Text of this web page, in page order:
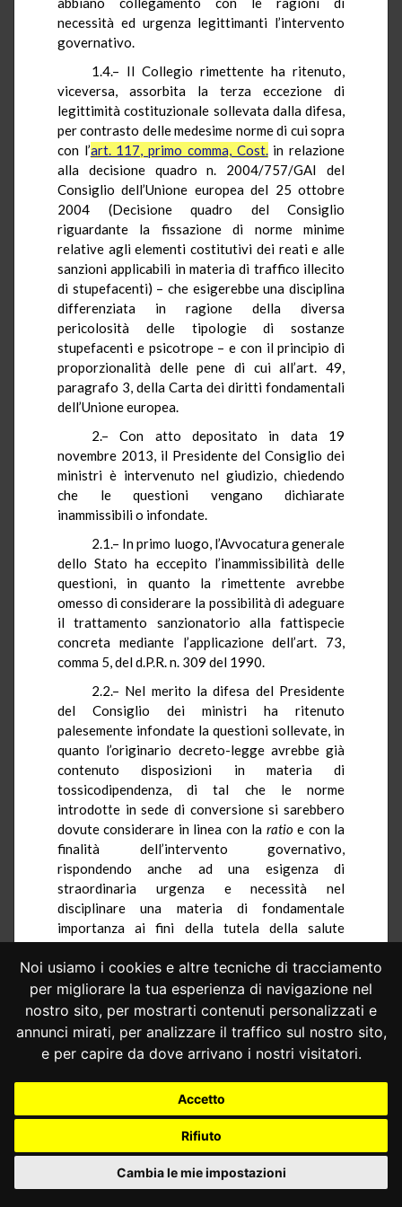
Noi usiamo i cookies e altre tecniche di tracciamento
per migliorare la tua esperienza di navigazione nel
nostro sito, per mostrarti contenuti personalizzati e
annunci mirati, per analizzare il traffico sul nostro sito,
e per capire da dove arrivano i nostri visitatori.
Accetto
Rifiuto
Cambia le mie impostazioni
necessità ed urgenza legittimanti l’intervento
governativo.
1.4.– Il Collegio rimettente ha ritenuto,
viceversa, assorbita la terza eccezione di
legittimità costituzionale sollevata dalla difesa,
per contrasto delle medesime norme di cui sopra
con l’art. 117, primo comma, Cost.in relazione
alla decisione quadro n. 2004/757/GAI del
Consiglio dell’Unione europea del 25 ottobre
2004 (Decisione quadro del Consiglio
riguardante la fissazione di norme minime
relative agli elementi costitutivi dei reati e alle
sanzioni applicabili in materia di traffico illecito
di stupefacenti) – che esigerebbe una disciplina
differenziata in ragione della diversa
pericolosità delle tipologie di sostanze
stupefacenti e psicotrope – e con il principio di
proporzionalità delle pene di cui all’art. 49,
paragrafo 3, della Carta dei diritti fondamentali
dell’Unione europea.
2.– Con atto depositato in data 19
novembre 2013, il Presidente del Consiglio dei
ministri è intervenuto nel giudizio, chiedendo
che le questioni vengano dichiarate
inammissibili o infondate.
2.1.– In primo luogo, l’Avvocatura generale
dello Stato ha eccepito l’inammissibilità delle
questioni, in quanto la rimettente avrebbe
omesso di considerare la possibilità di adeguare
il trattamento sanzionatorio alla fattispecie
concreta mediante l’applicazione dell’art. 73,
comma 5, deld.P.R.n. 309 del 1990.
2.2.– Nel merito la difesa del Presidente
del Consiglio dei ministri ha ritenuto
palesemente infondate la questioni sollevate, in
quanto l’originario decreto-legge avrebbe già
contenuto disposizioni in materia di
tossicodipendenza, di tal che le norme
introdotte in sede di conversione si sarebbero
dovute considerare in linea con la ratioe con la
finalità dell’intervento governativo,
rispondendo anche ad una esigenza di
straordinaria urgenza e necessità nel
disciplinare una materia di fondamentale
importanza ai fini della tutela della salute
individuale e collettiva, nonché ai fini della
salvaguardia della sicurezza pubblica,
attraverso il rigoroso e fermo contrasto al
traffico e allo spaccio degli stupefacenti e del
recupero dei tossicodipendenti, anche in caso di
recidiva.
novembre 2013, V.M., imputato nel
procedimento penale pendente in Cassazione, si
è costituito in giudizio, insistendo perché
vengano accolte le sollevate questioni di
legittimità costituzionale degli artt.4-
viciesterdel d.l. n. 272 del 2005, convertito, con